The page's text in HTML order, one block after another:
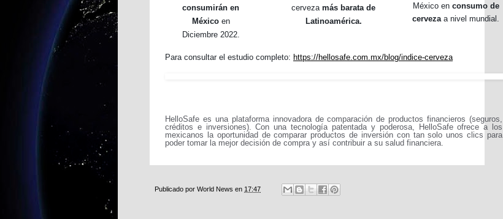
consumirán en
Méxicoen
Diciembre 2022.
cerveza más barata de
Latinoamérica.
México en consumo de
cervezaa nivel mundial.
Para consultar el estudio completo: https://hellosafe.com.mx/blog/indice-cerveza
HelloSafe es una plataforma innovadora de comparación de productos financieros (seguros,
créditos e inversiones). Con una tecnología patentada y poderosa, HelloSafe ofrece a los
mexicanos la oportunidad de comparar productos de inversión con tan solo unos clics para
poder tomar la mejor decisión de compra y así contribuir a su salud financiera.
Publicado por World News en 17:47